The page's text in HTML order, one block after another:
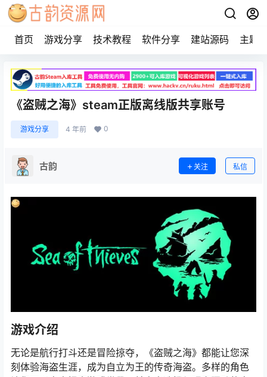
首页 游戏分享 技术教程 软件分享 建站源码 主题
《盗贼之海》steam正版离线版共享账号
游戏分享 4 年前 0
古韵 关注 私信
游戏介绍
无论是航行打斗还是冒险掠夺，《盗贼之海》都能让您深
刻体验海盗生涯，成为自立为王的传奇海盗。多样的角色